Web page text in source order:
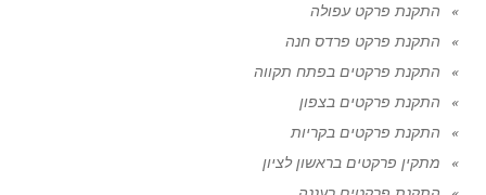
התקנת פרקט עפולה
התקנת פרקט פרדס חנה
התקנת פרקטים בפתח תקווה
התקנת פרקטים בצפון
התקנת פרקטים בקריות
מתקין פרקטים בראשון לציון